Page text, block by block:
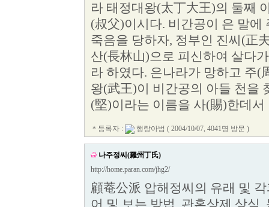
라 태정대왕(太丁大王)의 둘째
(叔父)이시다. 비간공이 은 말
죽음을 당하자, 정부인 진씨(正
산(長林山)으로 피신하여 살다
라 하였다. 은나라가 망하고 주(
왕(武王)이 비간공의 아들 천을
(堅)이라는 이름을 사(賜)한데
＊등록자 : 행랑아범 ( 2004/10/07, 4041명 방문 )
나주정씨(羅州丁氏)
http://home.paran.com/jhg2/
顧菴公派 압해정씨의 유래 및
어 및 보는 방법, 관혼상제 상식